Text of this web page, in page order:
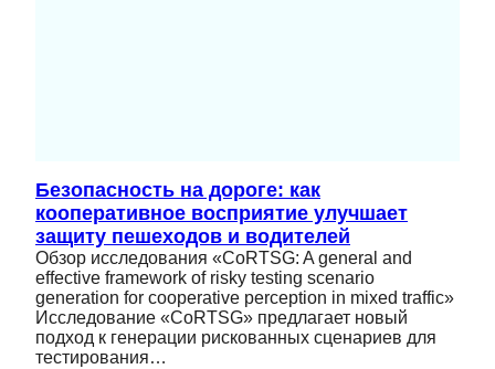
Безопасность на дороге: как
кооперативное восприятие улучшает
защиту пешеходов и водителей
Обзор исследования «CoRTSG: A general and
effective framework of risky testing scenario
generation for cooperative perception in mixed traffic»
Исследование «CoRTSG» предлагает новый
подход к генерации рискованных сценариев для
тестирования…